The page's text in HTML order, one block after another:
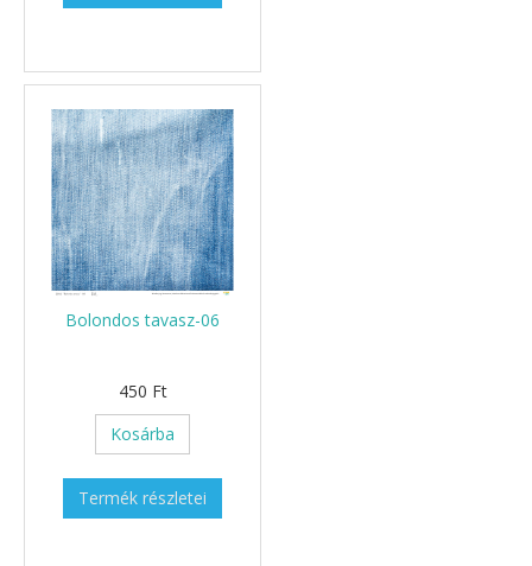
Bolondos tavasz-06
450 Ft
Kosárba
Termék részletei